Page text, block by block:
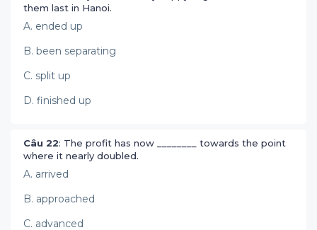
them last in Hanoi.
A. ended up
B. been separating
C. split up
D. finished up
Câu 22: The profit has now ________ towards the point
where it nearly doubled.
A. arrived
B. approached
C. advanced